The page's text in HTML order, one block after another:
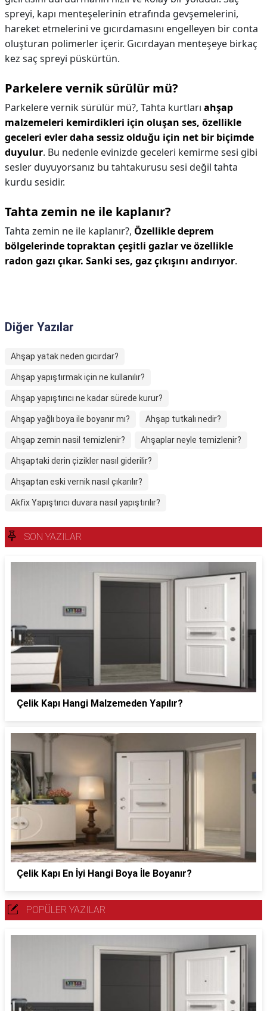
spreyi, kapı menteşelerinin etrafında gevşemelerini,
hareket etmelerini ve gıcırdamasını engelleyen bir conta
oluşturan polimerler içerir. Gıcırdayan menteşeye birkaç
kez saç spreyi püskürtün.
Parkelere vernik sürülür mü?
Parkelere vernik sürülür mü?, Tahta kurtları ahşap
malzemeleri kemirdikleri için oluşan ses, özellikle
geceleri evler daha sessiz olduğu için net bir biçimde
duyulur. Bu nedenle evinizde geceleri kemirme sesi gibi
sesler duyuyorsanız bu tahtakurusu sesi değil tahta
kurdu sesidir.
Tahta zemin ne ile kaplanır?
Tahta zemin ne ile kaplanır?, Özellikle deprem
bölgelerinde topraktan çeşitli gazlar ve özellikle
radon gazı çıkar. Sanki ses, gaz çıkışını andırıyor.
Diğer Yazılar
Ahşap yatak neden gıcırdar?
Ahşap yapıştırmak için ne kullanılır?
Ahşap yapıştırıcı ne kadar sürede kurur?
Ahşap yağlı boya ile boyanır mı? Ahşap tutkalı nedir?
Ahşap zemin nasil temizlenir? Ahşaplar neyle temizlenir?
Ahşaptaki derin çizikler nasıl giderilir?
Ahşaptan eski vernik nasıl çıkarılır?
Akfix Yapıştırıcı duvara nasıl yapıştırılır?
SON YAZILAR
Çelik Kapı Hangi Malzemeden Yapılır?
Çelik Kapı En İyi Hangi Boya İle Boyanır?
POPÜLER YAZILAR